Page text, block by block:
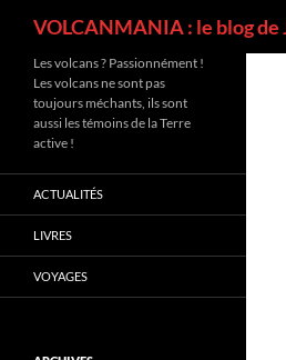
VOLCANMANIA : le blog de
Les volcans ? Passionnément !
Les volcans ne sont pas
toujours méchants, ils sont
aussi les témoins de la Terre
active !
ACTUALITÉS
LIVRES
VOYAGES